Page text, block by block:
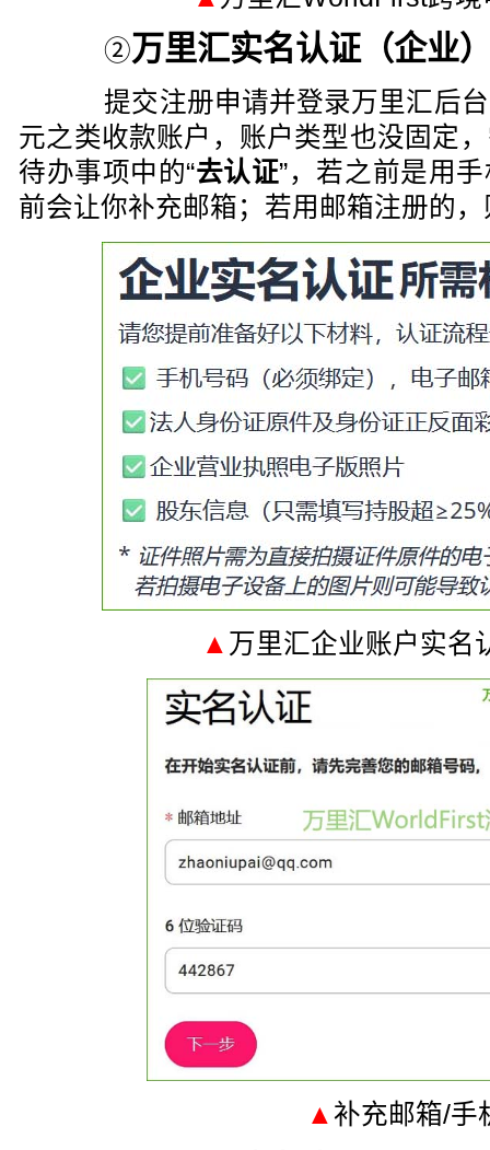
②万里汇实名认证（企业
提交注册申请并登录万里汇后台
元之类收款账户，账户类型也没固定
待办事项中的“去认证”，若之前是用
前会让你补充邮箱；若用邮箱注册的
▲ 万里汇企业账户实名
▲补充邮箱/手